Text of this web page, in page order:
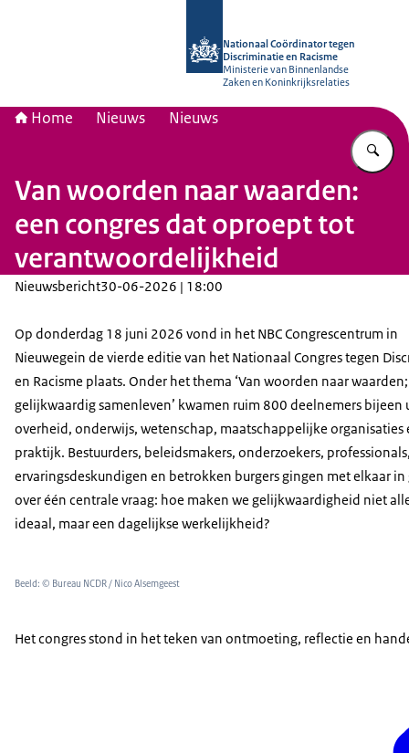
Nationaal Coördinator tegen
Discriminatie en Racisme
Ministerie van Binnenlandse
Zaken en Koninkrijksrelaties
Home Nieuws Nieuws
Van woorden naar waarden:
een congres dat oproept tot
verantwoordelijkheid
Nieuwsbericht30-06-2026 | 18:00
Op donderdag 18 juni 2026 vond in het NBC Congrescentrum in
Nieuwegein de vierde editie van het Nationaal Congres tegen
en Racisme plaats. Onder het thema ‘Van woorden naar waarden;
gelijkwaardig samenleven’ kwamen ruim 800 deelnemers bijeen
overheid, onderwijs, wetenschap, maatschappelijke organisaties
praktijk. Bestuurders, beleidsmakers, onderzoekers,
ervaringsdeskundigen en betrokken burgers gingen met elkaar in
over één centrale vraag: hoe maken we gelijkwaardigheid niet
ideaal, maar een dagelijkse werkelijkheid?
Beeld: © Bureau NCDR / Nico Alsemgeest
Het congres stond in het teken van ontmoeting, reflectie en